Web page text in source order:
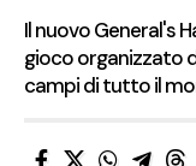
Il nuovo General's
gioco organizzato
campi di tutto il